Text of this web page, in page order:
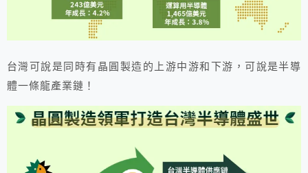
台灣可說是同時有晶圓製造的上游中游和下游，可說是半導
體一條龍產業鏈！